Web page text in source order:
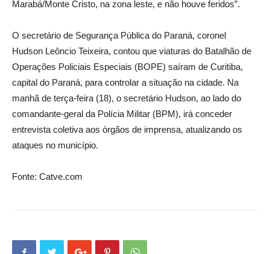
Marabá/Monte Cristo, na zona leste, e não houve feridos”.
O secretário de Segurança Pública do Paraná, coronel
Hudson Leôncio Teixeira, contou que viaturas do Batalhão de
Operações Policiais Especiais (BOPE) saíram de Curitiba,
capital do Paraná, para controlar a situação na cidade. Na
manhã de terça-feira (18), o secretário Hudson, ao lado do
comandante-geral da Polícia Militar (BPM), irá conceder
entrevista coletiva aos órgãos de imprensa, atualizando os
ataques no município.
Fonte: Catve.com